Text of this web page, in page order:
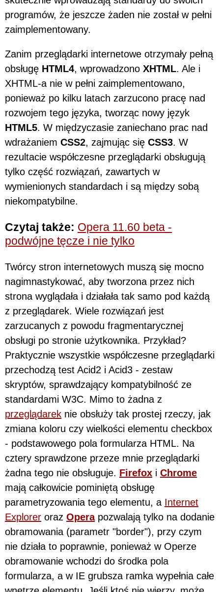
programów, że jeszcze żaden nie został w pełni
zaimplementowany.
Zanim przeglądarki internetowe otrzymały pełną
obsługę HTML4, wprowadzono XHTML. Ale i
XHTML-a nie w pełni zaimplementowano,
ponieważ po kilku latach zarzucono pracę nad
rozwojem tego języka, tworząc nowy język
HTML5. W międzyczasie zaniechano prac nad
wdrażaniem CSS2, zajmując się CSS3. W
rezultacie współczesne przeglądarki obsługują
tylko część rozwiązań, zawartych w
wymienionych standardach i są między sobą
niekompatybilne.
Czytaj także: Opera 11.60 beta -
podwójne tęcze i nie tylko
Twórcy stron internetowych muszą się mocno
nagimnastykować, aby tworzona przez nich
strona wyglądała i działała tak samo pod każdą
z przeglądarek. Wiele rozwiązań jest
zarzucanych z powodu fragmentarycznej
obsługi po stronie użytkownika. Przykład?
Praktycznie wszystkie współczesne przeglądarki
przechodzą test Acid2 i Acid3 - zestaw
skryptów, sprawdzający kompatybilność ze
standardami W3C. Mimo to żadna z
przeglądarek nie obsłuży tak prostej rzeczy, jak
zmiana koloru czy wielkości elementu checkbox
- podstawowego pola formularza HTML. Na
cztery sprawdzone przeze mnie przeglądarki
żadna tego nie obsługuje. Firefox i Chrome
mają całkowicie pominiętą obsługę
parametryzowania tego elementu, a Internet
Explorer oraz Operapozwalają tylko na dodanie
obramowania (parametr "border"), przy czym
nie działa to poprawnie, ponieważ w Operze
obramowanie wchodzi do środka pola
formularza, a w IE grubsza ramka wypełnia całe